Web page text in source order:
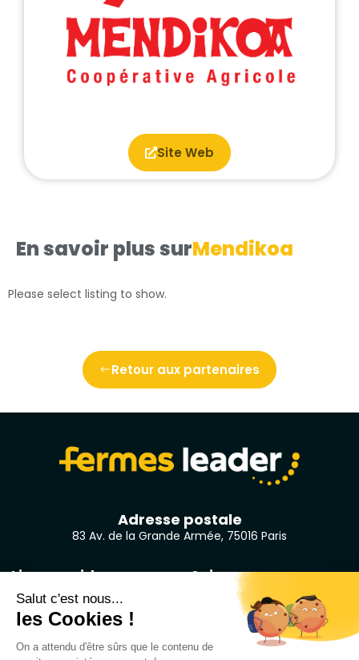
Site Web
En savoir plus surMendikoa
Please select listing to show.
Retour aux partenaires
Adresse postale
83 Av. de la Grande Armée, 75016 Paris
Liens rapides
Accueil
Qui sommes-nous ?
Suivez-nous
LinkedIn
Facebook
Youtube